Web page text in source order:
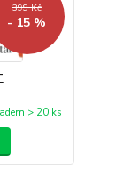
399 Kč
- 15 %
> 20 ks